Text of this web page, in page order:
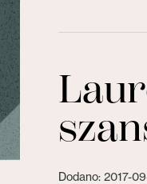
Dodano: 2017-